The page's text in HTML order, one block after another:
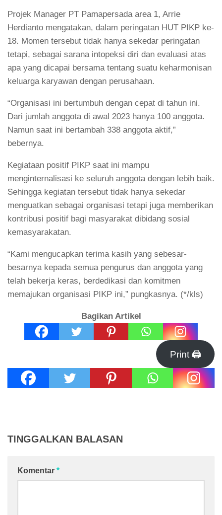
Projek Manager PT Pamapersada area 1, Arrie
Herdianto mengatakan, dalam peringatan HUT PIKP ke-
18. Momen tersebut tidak hanya sekedar peringatan
tetapi, sebagai sarana intopeksi diri dan evaluasi atas
apa yang dicapai bersama tentang suatu keharmonisan
keluarga karyawan dengan perusahaan.
“Organisasi ini bertumbuh dengan cepat di tahun ini.
Dari jumlah anggota di awal 2023 hanya 100 anggota.
Namun saat ini bertambah 338 anggota aktif,”
bebernya.
Kegiataan positif PIKP saat ini mampu
menginternalisasi ke seluruh anggota dengan lebih baik.
Sehingga kegiatan tersebut tidak hanya sekedar
menguatkan sebagai organisasi tetapi juga memberikan
kontribusi positif bagi masyarakat dibidang sosial
kemasyarakatan.
“Kami mengucapkan terima kasih yang sebesar-
besarnya kepada semua pengurus dan anggota yang
telah bekerja keras, berdedikasi dan komitmen
memajukan organisasi PIKP ini,” pungkasnya. (*/kls)
Bagikan Artikel
Print 🖨
TINGGALKAN BALASAN
Komentar *